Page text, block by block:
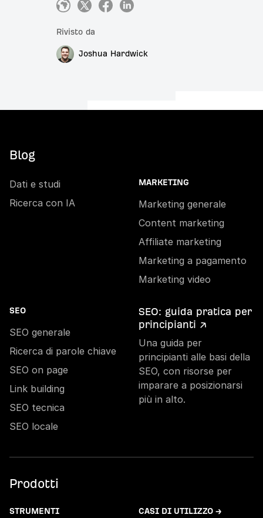
Rivisto da
Joshua Hardwick
Blog
Dati e studi
Ricerca con IA
MARKETING
Marketing generale
Content marketing
Affiliate marketing
Marketing a pagamento
Marketing video
SEO
SEO generale
Ricerca di parole chiave
SEO on page
Link building
SEO tecnica
SEO locale
SEO: guida pratica per
principianti ↗
Una guida per
principianti alle basi della
SEO, con risorse per
imparare a posizionarsi
più in alto.
Prodotti
STRUMENTI
CASI DI UTILIZZO →